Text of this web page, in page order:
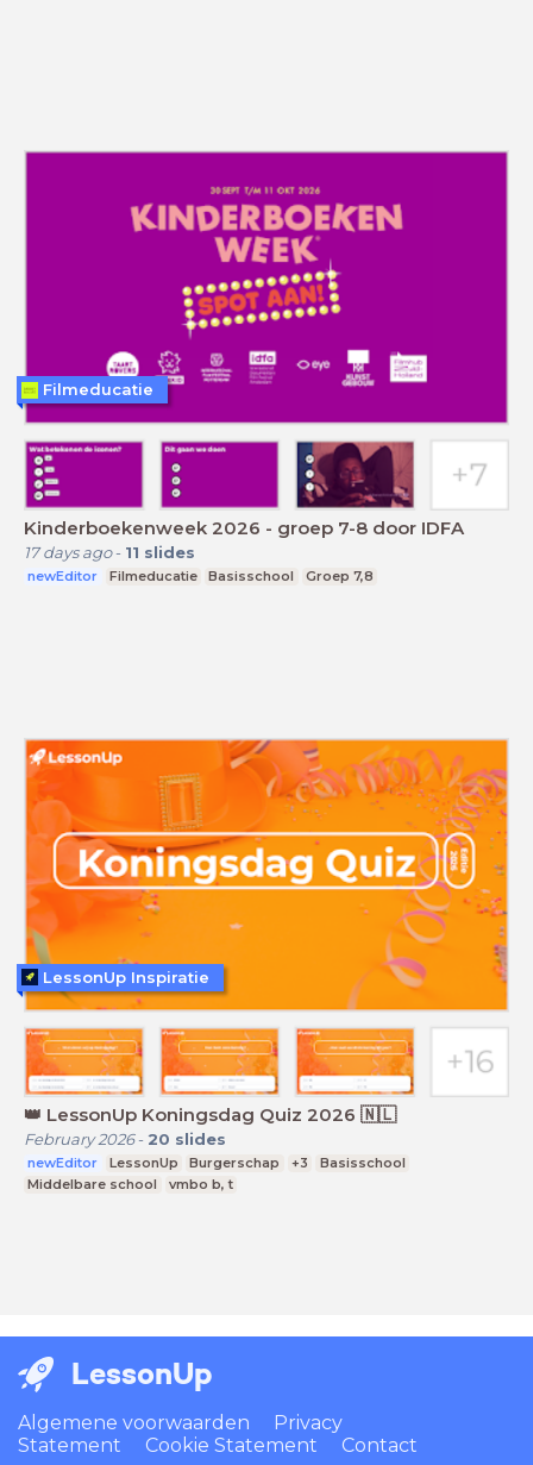
Kinderboekenweek 2026 - groep 7-8 door IDFA
17 days ago- 11 slides
newEditor Filmeducatie Basisschool Groep 7,8
Filmeducatie
👑 LessonUp Koningsdag Quiz 2026 🇳🇱
February 2026- 20 slides
newEditor LessonUp Burgerschap +3
Basisschool
Middelbare school
vmbo b, t
LessonUp Inspiratie
LessonUp
Algemene voorwaarden
Privacy
Statement
Cookie Statement Contact